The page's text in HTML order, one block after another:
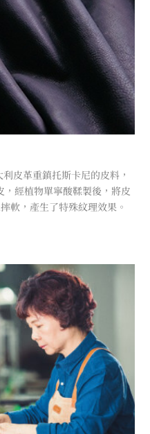
皮革重鎮托斯卡尼的皮料，
經植物單寧酸鞣製後，將皮
軟，產生了特殊紋理效果。